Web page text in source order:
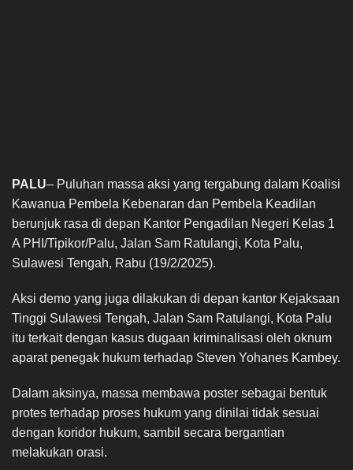
PALU– Puluhan massa aksi yang tergabung dalam Koalisi
Kawanua Pembela Kebenaran dan Pembela Keadilan
berunjuk rasa di depan Kantor Pengadilan Negeri Kelas 1
A PHI/Tipikor/Palu, Jalan Sam Ratulangi, Kota Palu,
Sulawesi Tengah, Rabu (19/2/2025).
Aksi demo yang juga dilakukan di depan kantor Kejaksaan
Tinggi Sulawesi Tengah, Jalan Sam Ratulangi, Kota Palu
itu terkait dengan kasus dugaan kriminalisasi oleh oknum
aparat penegak hukum terhadap Steven Yohanes Kambey.
Dalam aksinya, massa membawa poster sebagai bentuk
protes terhadap proses hukum yang dinilai tidak sesuai
dengan koridor hukum, sambil secara bergantian
melakukan orasi.